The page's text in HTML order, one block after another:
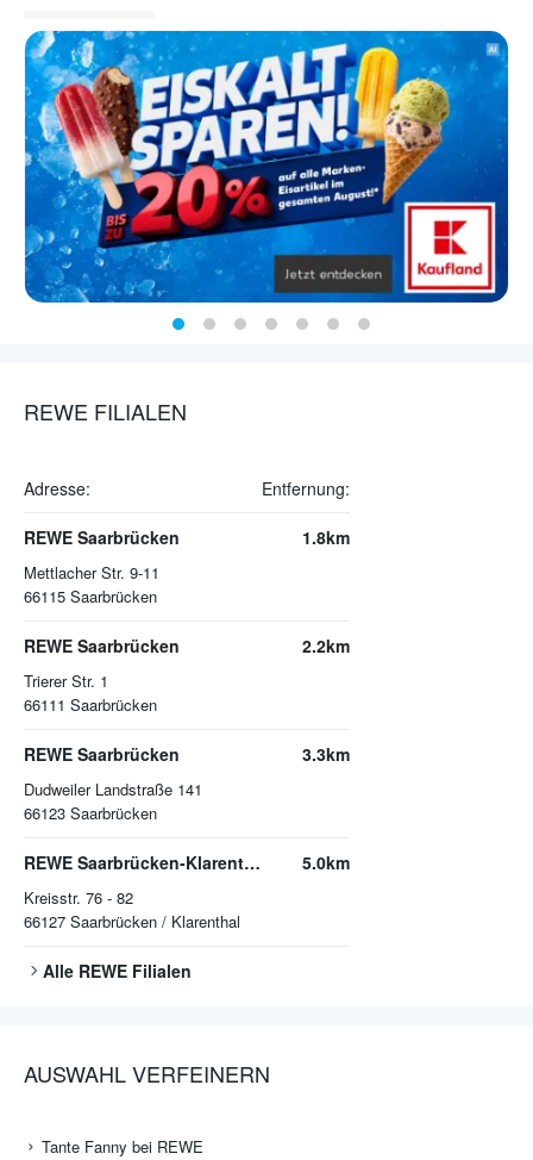
REWE FILIALEN
Adresse: Entfernung:
REWE Saarbrücken
Mettlacher Str. 9-11
66115 Saarbrücken
1.8km
REWE Saarbrücken
Trierer Str. 1
66111 Saarbrücken
2.2km
REWE Saarbrücken
Dudweiler Landstraße 141
66123 Saarbrücken
3.3km
REWE Saarbrücken-Klarenthal
Kreisstr. 76 - 82
66127 Saarbrücken / Klarenthal
5.0km
Alle REWE Filialen
AUSWAHL VERFEINERN
Tante Fanny bei REWE